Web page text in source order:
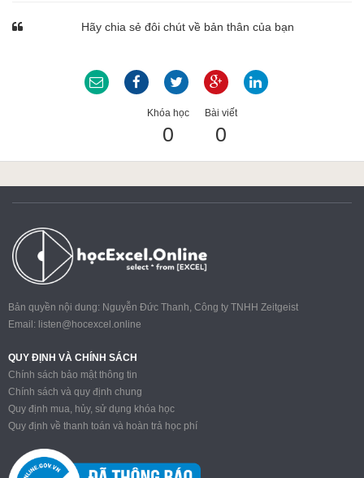
Google Sheet
MOS
Power BI
Hãy chia sẻ đôi chút về bản thân của bạn
Khóa học
0
Bài viết
0
Bản quyền nội dung: Nguyễn Đức Thanh, Công ty TNHH Zeitgeist
Email: listen@hocexcel.online
QUY ĐỊNH VÀ CHÍNH SÁCH
Chính sách bảo mật thông tin
Chính sách và quy định chung
Quy định mua, hủy, sử dụng khóa học
Quy định về thanh toán và hoàn trả học phí